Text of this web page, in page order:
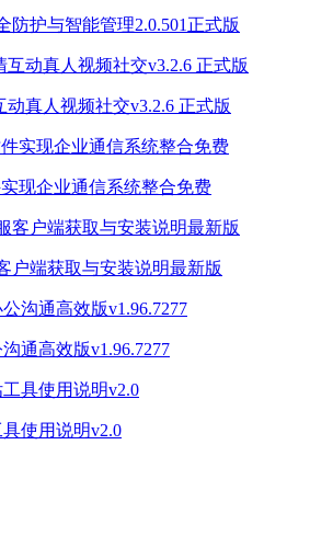
防护与智能管理2.0.501正式版
真人视频社交v3.2.6 正式版
现企业通信系统整合免费
户端获取与安装说明最新版
通高效版v1.96.7277
使用说明v2.0